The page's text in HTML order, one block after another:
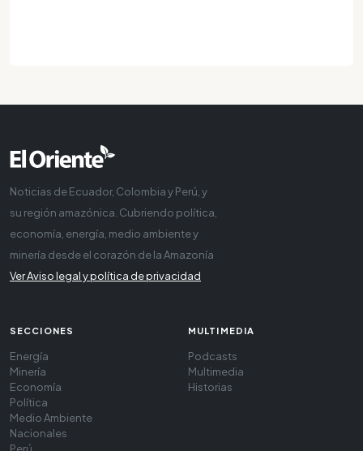
Noticias de Ecuador, Colombia y Perú, y
su región amazónica. Cubriendo política,
economía, energía, medio ambiente y
minería desde el corazón de la Amazonía
Ver Aviso legal y política de privacidad
SECCIONES
Energía
Minería
Economía
Política
Medio Ambiente
Nacionales
MULTIMEDIA
Podcasts
Multimedia
Historias